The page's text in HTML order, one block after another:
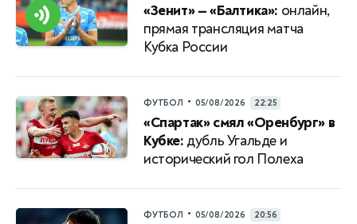
«Зенит» — «Балтика»: онлайн,
прямая трансляция матча
Кубка России
ФУТБОЛ • 05/08/2026 22:25
«Спартак» смял «Оренбург» в
Кубке: дубль Угальде и
исторический гол Полеха
ФУТБОЛ • 05/08/2026 20:56